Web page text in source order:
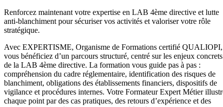
Renforcez maintenant votre expertise en LAB 4ème directive et lutte
anti-blanchiment pour sécuriser vos activités et valoriser votre rôle
stratégique.
Avec EXPERTISME, Organisme de Formations certifié QUALIOPI,
vous bénéficiez d’un parcours structuré, centré sur les enjeux concrets
de la LAB 4ème directive. La formation vous guide pas à pas :
compréhension du cadre réglementaire, identification des risques de
blanchiment, obligations des établissements financiers, dispositifs de
vigilance et procédures internes. Votre Formateur Expert Métier
chaque point par des cas pratiques, des retours d’expérience et des